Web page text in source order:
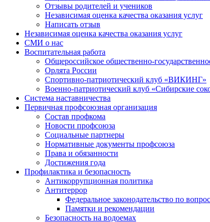
Отзывы родителей и учеников
Независимая оценка качества оказания услуг
Написать отзыв
Независимая оценка качества оказания услуг
СМИ о нас
Воспитательная работа
Общероссийское общественно-
Орлята России
Спортивно-патриотический клуб «ВИКИНГ»
Военно-патриотический клуб «Сибирские
Система наставничества
Первичная профсоюзная организация
Состав профкома
Новости профсоюза
Социальные партнеры
Нормативные документы профсоюза
Права и обязанности
Достижения года
Профилактика и безопасность
Антикоррупционная политика
Антитеррор
Федеральное законодательство по
Памятки и рекомендации
Безопасность на водоемах